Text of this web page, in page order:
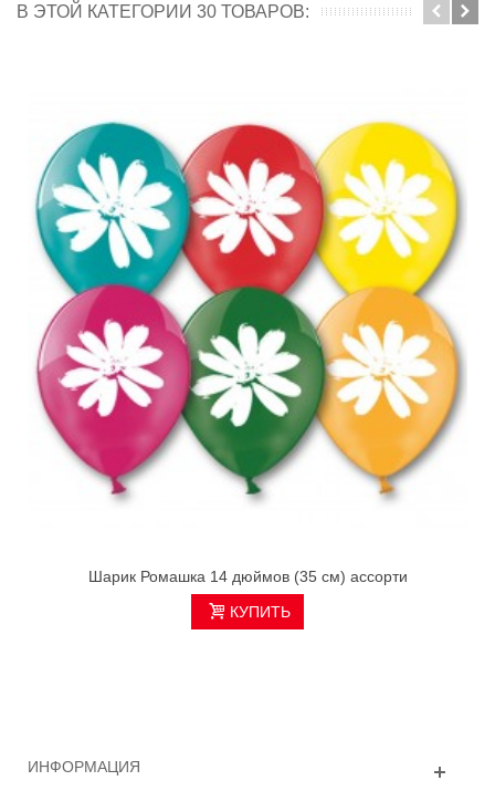
В ЭТОЙ КАТЕГОРИИ 30 ТОВАРОВ:
Шарик Ромашка 14 дюймов (35 см) ассорти
КУПИТЬ
ИНФОРМАЦИЯ